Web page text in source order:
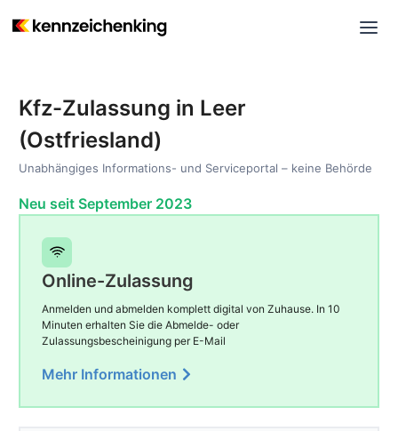
Kfz-Zulassung in Leer
(Ostfriesland)
Unabhängiges Informations- und Serviceportal – keine Behörde
Neu seit September 2023
Online-Zulassung
Anmelden und abmelden komplett digital von Zuhause. In 10
Minuten erhalten Sie die Abmelde- oder
Zulassungsbescheinigung per E-Mail
Mehr Informationen